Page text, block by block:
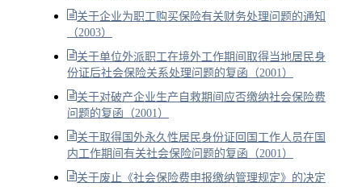
关于企业为职工购买保险有关财务处理问题的通知
（2003）
关于单位外派职工在境外工作期间取得当地居民身
份证后社会保险关系处理问题的复函（2001）
关于对破产企业生产自救期间应否缴纳社会保险费
问题的复函（2001）
关于取得国外永久性居民身份证回国工作人员在国
内工作期间有关社会保险问题的复函（2001）
关于废止《社会保险费申报缴纳管理规定》的决定